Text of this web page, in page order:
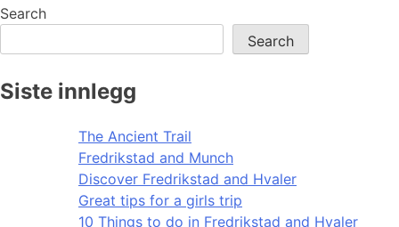
Search
Search
Siste innlegg
The Ancient Trail
Fredrikstad and Munch
Discover Fredrikstad and Hvaler
Great tips for a girls trip
10 Things to do in Fredrikstad and Hvaler